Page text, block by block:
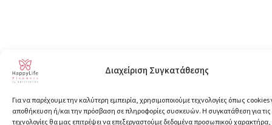
Διαχείριση Συγκατάθεσης
Για να παρέχουμε την καλύτερη εμπειρία, χρησιμοποιούμε τεχνολογίες όπως cookies
αποθήκευση ή/και την πρόσβαση σε πληροφορίες συσκευών. Η συγκατάθεση για
τεχνολογίες θα μας επιτρέψει να επεξεργαστούμε δεδομένα προσωπικού